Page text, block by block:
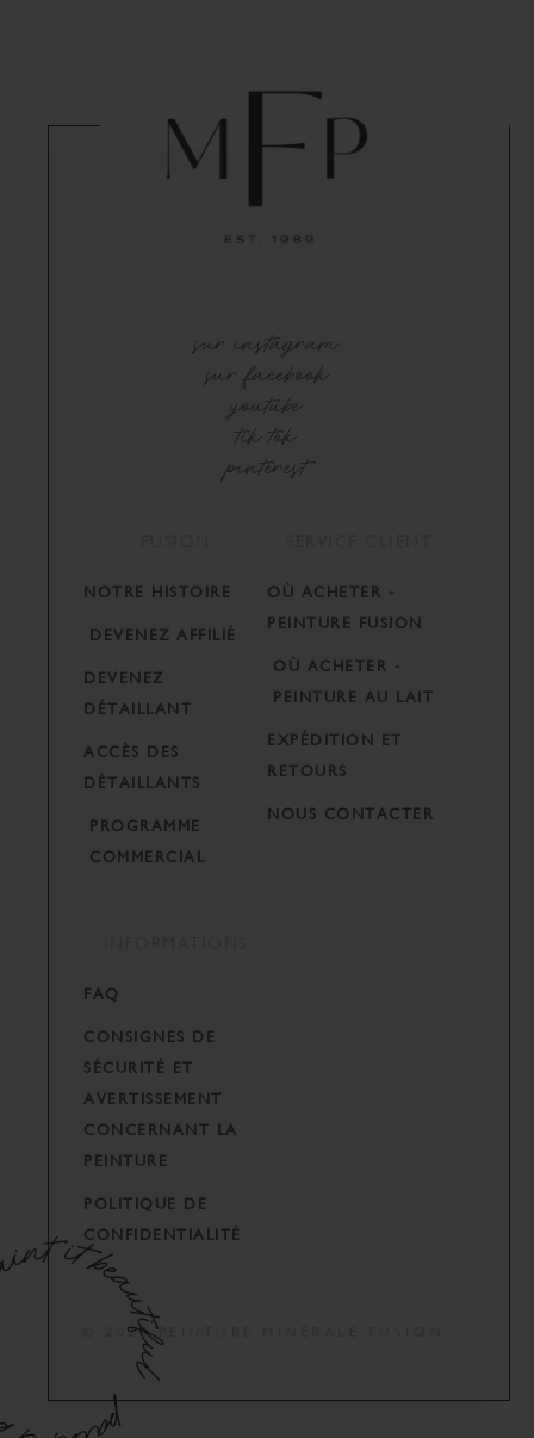
sur instagram
sur facebook
youtube
tik tok
pinterest
NOTRE HISTOIRE
DEVENEZ AFFILIÉ
DEVENEZ
DÉTAILLANT
ACCÈS DES
DÉTAILLANTS
PROGRAMME
COMMERCIAL
OÙ ACHETER -
PEINTURE FUSION
OÙ ACHETER -
PEINTURE AU LAIT
EXPÉDITION ET
RETOURS
NOUS CONTACTER
FAQ
CONSIGNES DE
SÉCURITÉ ET
AVERTISSEMENT
CONCERNANT LA
PEINTURE
POLITIQUE DE
CONFIDENTIALITÉ
© 2024 PEINTURE MINÉRALE FUSION.